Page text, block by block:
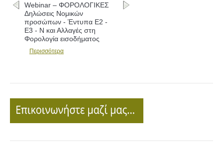
– ΦΟΡΟΛΟΓΙΚΕΣ
Νομικών
- Έντυπα Ε2 -
Αλλαγές στη
εισοδήματος
Webinar – ΦΟΡΟΛΟΓΙΚΕΣ
Δηλώσεις - Συμπλήρωση
εντύπων Ε1 - Ε2 - Ε3 και
Αλλαγές
Περισσότερα